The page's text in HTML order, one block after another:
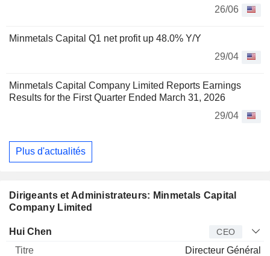
26/06
Minmetals Capital Q1 net profit up 48.0% Y/Y
29/04
Minmetals Capital Company Limited Reports Earnings
Results for the First Quarter Ended March 31, 2026
29/04
Plus d'actualités
Dirigeants et Administrateurs: Minmetals Capital
Company Limited
Dirigeant
Hui Chen CEO
Directeur Général